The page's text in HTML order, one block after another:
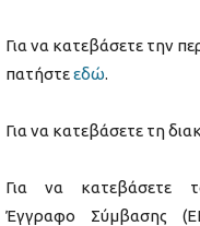
Για να κατεβάσετε την
πατήστεεδώ.
Για να κατεβάσετε τη
Για να κατεβάσετε
Έγγραφο Σύμβασης